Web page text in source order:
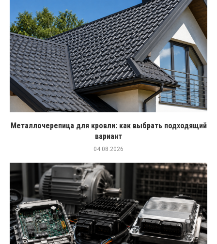
Металлочерепица для кровли: как выбрать подходящий
вариант
04.08.2026